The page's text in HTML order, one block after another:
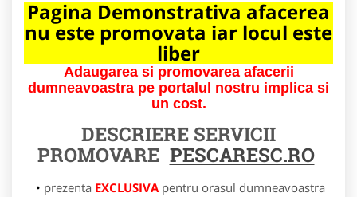
Pagina Demonstrativa afacerea
nu este promovata iar locul este
liber
Adaugarea si promovarea afacerii
dumneavoastra pe portalul nostru implica si
un cost.
DESCRIERE SERVICII
PROMOVARE PESCARESC.RO
prezenta EXCLUSIVApentru orasul dumneavoastra